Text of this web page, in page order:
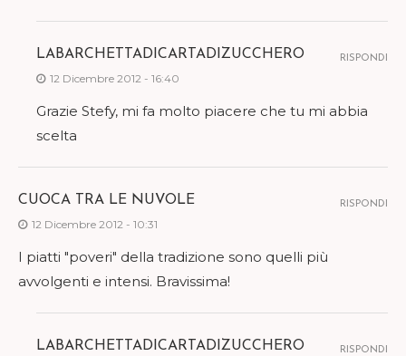
LABARCHETTADICARTADIZUCCHERO
12 Dicembre 2012 - 16:40
Grazie Stefy, mi fa molto piacere che tu mi abbia
scelta
RISPONDI
CUOCA TRA LE NUVOLE
12 Dicembre 2012 - 10:31
I piatti "poveri" della tradizione sono quelli più
avvolgenti e intensi. Bravissima!
RISPONDI
LABARCHETTADICARTADIZUCCHERO RISPONDI